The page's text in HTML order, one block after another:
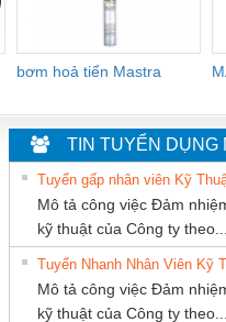
bơm hoả tiển Mastra
An Toàn
Contact
Bộ giám sát
tấm pin
TY TNHH
THUẬT KTECH
CÔNG
PHẦN
TIN TUYỂN DỤNG
Mô tả công việc Đảm
kỹ thuật của Công ty theo...
Tuyển Nhanh Nhân Viên Kỹ
Mô tả công việc Đảm
kỹ thuật của Công ty theo...